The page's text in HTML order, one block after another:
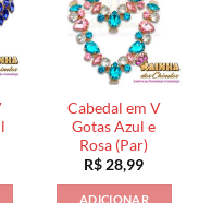
Cabedal em V
Gotas Azul e
Rosa (Par)
R$ 28,99
ADICIONAR